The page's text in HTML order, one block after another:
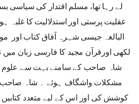
لے رہا تھا، مسلم اقتدار کی سیاسی
عقلیت پرستی اور استدلالیت کا غلبہ
البالغہ جیسی شہرہ آفاق کتاب اور
لکھی اورقرآن مجید کا فارسی زبان میں
شاہ صاحب کے سامنے بہت سے علوم
مشکلات واشگاف ہوئے ۔ شاہ صاحب
کوشش کی اور اس کے لیے متعدد کتابیں